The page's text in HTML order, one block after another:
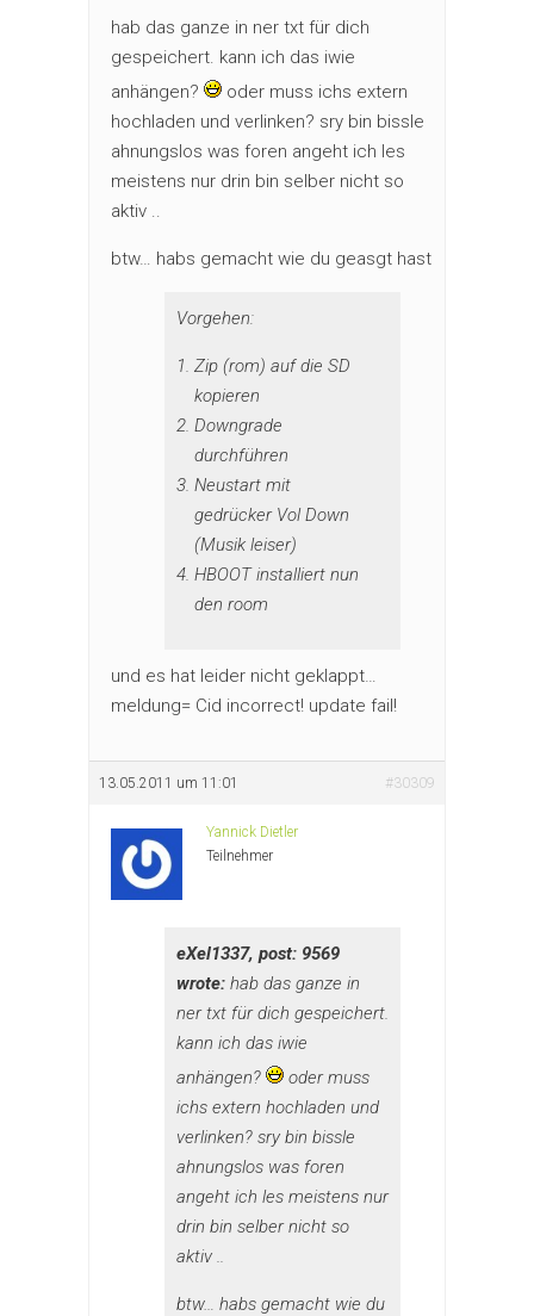
hab das ganze in ner txt für dich
gespeichert. kann ich das iwie
anhängen?
oder muss ichs extern
hochladen und verlinken? sry bin bissle
ahnungslos was foren angeht ich les
meistens nur drin bin selber nicht so
aktiv ..
btw… habs gemacht wie du geasgt hast
Vorgehen:
Zip (rom) auf die SD
kopieren
Downgrade
durchführen
Neustart mit
gedrücker Vol Down
(Musik leiser)
HBOOT installiert nun
den room
und es hat leider nicht geklappt…
meldung= Cid incorrect! update fail!
13.05.2011 um 11:01 #30309
Yannick Dietler
Teilnehmer
eXel1337, post: 9569
wrote: hab das ganze in
ner txt für dich gespeichert.
kann ich das iwie
anhängen?
oder muss
ichs extern hochladen und
verlinken? sry bin bissle
ahnungslos was foren
angeht ich les meistens nur
drin bin selber nicht so
aktiv ..
btw… habs gemacht wie du